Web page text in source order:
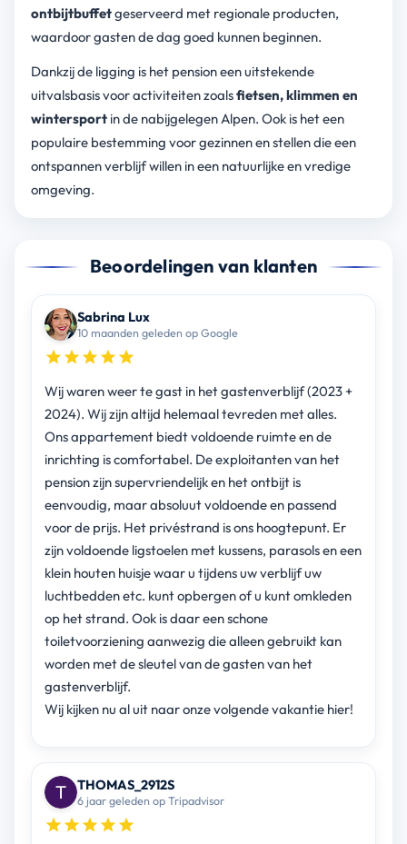
ontbijtbuffetgeserveerd met regionale producten,
waardoor gasten de dag goed kunnen beginnen.
Dankzij de ligging is het pension een uitstekende
uitvalsbasis voor activiteiten zoalsfietsen, klimmen en
wintersportin de nabijgelegen Alpen. Ook is het een
populaire bestemming voor gezinnen en stellen die een
ontspannen verblijf willen in een natuurlijke en vredige
omgeving.
Beoordelingen van klanten
Sabrina Lux
10 maanden geleden op Google
Wij waren weer te gast in het gastenverblijf (2023 +
2024). Wij zijn altijd helemaal tevreden met alles.
Ons appartement biedt voldoende ruimte en de
inrichting is comfortabel. De exploitanten van het
pension zijn supervriendelijk en het ontbijt is
eenvoudig, maar absoluut voldoende en passend
voor de prijs. Het privéstrand is ons hoogtepunt. Er
zijn voldoende ligstoelen met kussens, parasols en een
klein houten huisje waar u tijdens uw verblijf uw
luchtbedden etc. kunt opbergen of u kunt omkleden
op het strand. Ook is daar een schone
toiletvoorziening aanwezig die alleen gebruikt kan
worden met de sleutel van de gasten van het
gastenverblijf.
Wij kijken nu al uit naar onze volgende vakantie hier!
THOMAS_2912S
6 jaar geleden op Tripadvisor